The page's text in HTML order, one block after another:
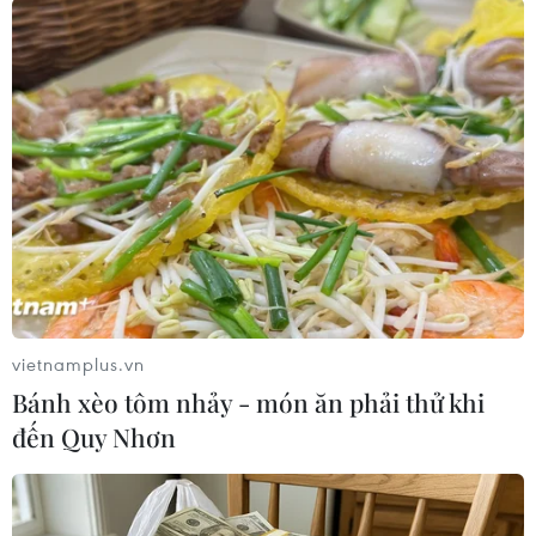
vietnamplus.vn
Bánh xèo tôm nhảy - món ăn phải thử khi
đến Quy Nhơn